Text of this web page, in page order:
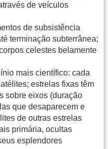
de veículos
de subsistência
terminação subterrânea;
celestes belamente
mais científico: cada
estrelas fixas têm
sobre eixos (duração
que desaparecem e
de outras estrelas
primária, ocultas
esplendores